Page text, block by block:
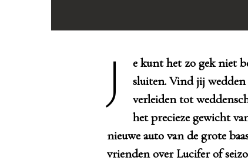
Je kunt het zo gek niet bedenken of je kunt er wel een weddenschap over
sluiten. Vind jij wedden
verleiden tot
het precieze gewicht
nieuwe auto van de grote
vrienden over Lucifer of